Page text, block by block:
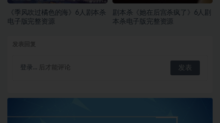
《季风吹过橘色的海》6人剧本杀
电子版完整资源
剧本杀《她在后宫杀疯了》6人剧
本杀电子版完整资源
登录... 后才能评论